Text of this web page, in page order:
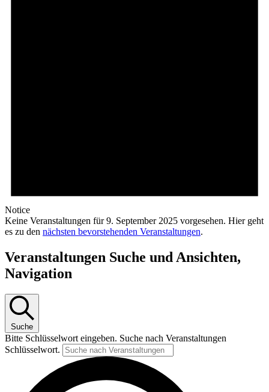
Notice
Keine Veranstaltungen für 9. September 2025 vorgesehen. Hier geht
es zu den nächsten bevorstehenden Veranstaltungen.
Veranstaltungen Suche und Ansichten,
Navigation
Suche
Bitte Schlüsselwort eingeben. Suche nach Veranstaltungen
Schlüsselwort.